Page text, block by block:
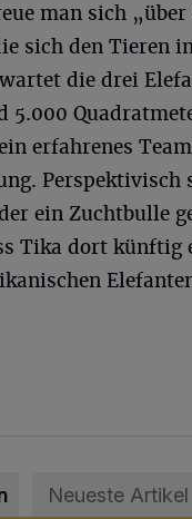
man sich „über
sich den Tieren
die drei
5.000
erfahrenes
Perspektivisch
ein Zuchtbulle
Tika dort künftig
Neueste Artikel